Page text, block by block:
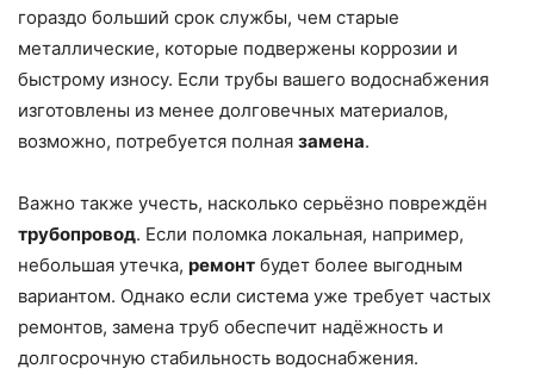
гораздо больший срок службы, чем старые
металлические, которые подвержены коррозии и
быстрому износу. Если трубы вашего водоснабжения
изготовлены из менее долговечных материалов,
возможно, потребуется полная замена.
Важно также учесть, насколько серьёзно повреждён
трубопровод. Если поломка локальная, например,
небольшая утечка, ремонт будет более выгодным
вариантом. Однако если система уже требует частых
ремонтов, замена труб обеспечит надёжность и
долгосрочную стабильность водоснабжения.